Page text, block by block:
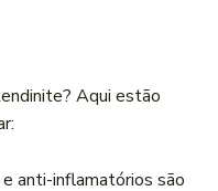
Aqui estão
anti-inflamatórios são